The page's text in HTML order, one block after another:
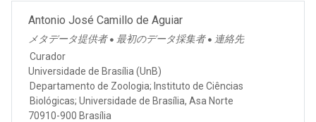
Antonio José Camillo de Aguiar
メタデータ提供者 ● 最初のデータ採集者 ● 連絡先
Curador
Universidade de Brasília (UnB)
Departamento de Zoologia; Instituto de Ciências
Biológicas; Universidade de Brasília, Asa Norte
70910-900 Brasília